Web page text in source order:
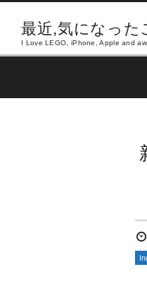
最近,気になった
I Love LEGO, iPhone, Apple and